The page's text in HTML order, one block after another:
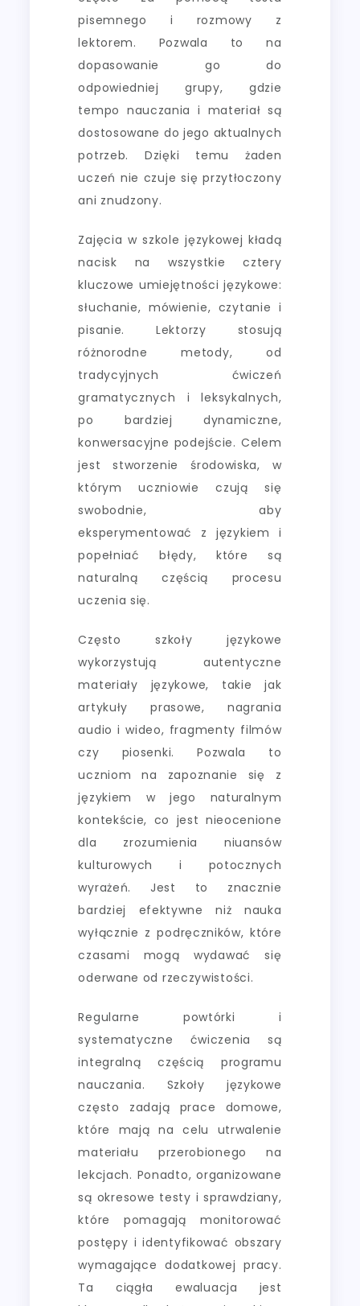
pisemnego i rozmowy z
lektorem. Pozwala to na
dopasowanie go do
odpowiedniej grupy, gdzie
tempo nauczania i materiał są
dostosowane do jego aktualnych
potrzeb. Dzięki temu żaden
uczeń nie czuje się przytłoczony
ani znudzony.
Zajęcia w szkole językowej kładą
nacisk na wszystkie cztery
kluczowe umiejętności językowe:
słuchanie, mówienie, czytanie i
pisanie. Lektorzy stosują
różnorodne metody, od
tradycyjnych ćwiczeń
gramatycznych i leksykalnych,
po bardziej dynamiczne,
konwersacyjne podejście. Celem
jest stworzenie środowiska, w
którym uczniowie czują się
swobodnie, aby
eksperymentować z językiem i
popełniać błędy, które są
naturalną częścią procesu
uczenia się.
Często szkoły językowe
wykorzystują autentyczne
materiały językowe, takie jak
artykuły prasowe, nagrania
audio i wideo, fragmenty filmów
czy piosenki. Pozwala to
uczniom na zapoznanie się z
językiem w jego naturalnym
kontekście, co jest nieocenione
dla zrozumienia niuansów
kulturowych i potocznych
wyrażeń. Jest to znacznie
bardziej efektywne niż nauka
wyłącznie z podręczników, które
czasami mogą wydawać się
oderwane od rzeczywistości.
Regularne powtórki i
systematyczne ćwiczenia są
integralną częścią programu
nauczania. Szkoły językowe
często zadają prace domowe,
które mają na celu utrwalenie
materiału przerobionego na
lekcjach. Ponadto, organizowane
są okresowe testy i sprawdziany,
które pomagają monitorować
postępy i identyfikować obszary
wymagające dodatkowej pracy.
Ta ciągła ewaluacja jest